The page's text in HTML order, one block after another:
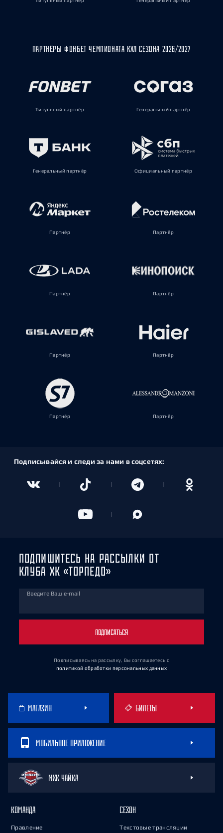
ПАРТНЁРЫ ФОНБЕТ ЧЕМПИОНАТА КХЛ СЕЗОНА 2026/2027
Титульный партнёр Генеральный партнёр
Генеральный партнёр Официальный партнёр
Партнёр Партнёр
Партнёр Партнёр
Партнёр Партнёр
Партнёр Партнёр
Подписывайся и следи за нами в соцсетях:
ПОДПИШИТЕСЬ НА РАССЫЛКИ ОТ
КЛУБА ХК «ТОРПЕДО»
Введите Ваш e-mail
ПОДПИСАТЬСЯ
Подписываясь на рассылку, Вы соглашаетесь с
политикой обработки персональных данных
МАГАЗИН БИЛЕТЫ
МОБИЛЬНОЕ ПРИЛОЖЕНИЕ
МХК ЧАЙКА
КОМАНДА
Правление
СЕЗОН
Текстовые трансляции